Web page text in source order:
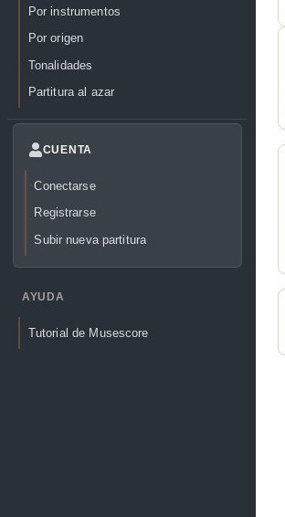
Por instrumentos
Por origen
Tonalidades
Partitura al azar
CUENTA
Conectarse
Registrarse
Subir nueva partitura
AYUDA
Tutorial de Musescore